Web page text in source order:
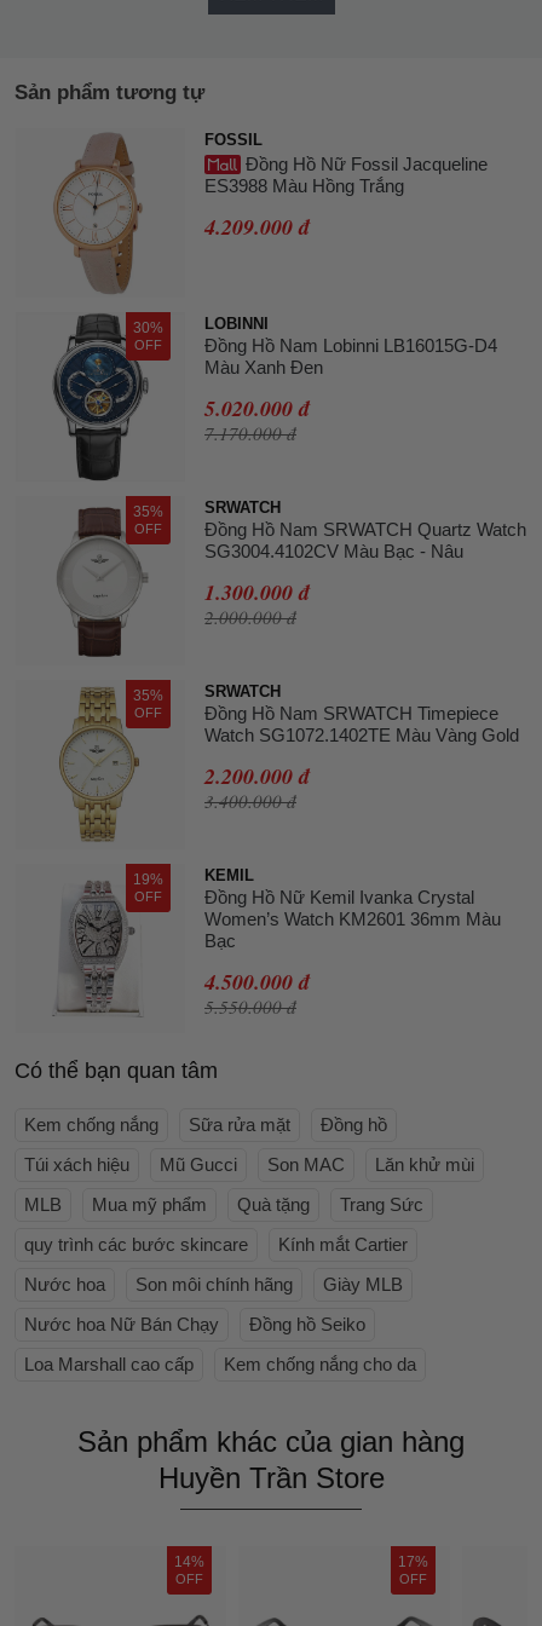
Sản phẩm tương tự
FOSSIL
Đồng Hồ Nữ Fossil Jacqueline
ES3988 Màu Hồng Trắng
4.209.000 đ
30%
OFF
LOBINNI
Đồng Hồ Nam Lobinni LB16015G-D4
Màu Xanh Đen
5.020.000 đ
7.170.000 đ
35%
OFF
SRWATCH
Đồng Hồ Nam SRWATCH Quartz Watch
SG3004.4102CV Màu Bạc - Nâu
1.300.000 đ
2.000.000 đ
35%
OFF
SRWATCH
Đồng Hồ Nam SRWATCH Timepiece
Watch SG1072.1402TE Màu Vàng Gold
2.200.000 đ
3.400.000 đ
19%
OFF
KEMIL
Đồng Hồ Nữ Kemil Ivanka Crystal
Women’s Watch KM2601 36mm Màu
Bạc
4.500.000 đ
5.550.000 đ
Có thể bạn quan tâm
Kem chống nắng Sữa rửa mặt
Đồng hồ
Túi xách hiệu
Mũ Gucci Son MAC
Lăn khử mùi
MLB
Mua mỹ phẩm Quà tặng
Trang Sức
quy trình các bước skincare
Kính mắt Cartier
Nước hoa
Son môi chính hãng
Giày MLB
Nước hoa Nữ Bán Chạy
Đồng hồ Seiko
Loa Marshall cao cấp
Kem chống nắng cho da
Sản phẩm khác của gian hàng
Huyền Trần Store
14%
OFF
17%
OFF